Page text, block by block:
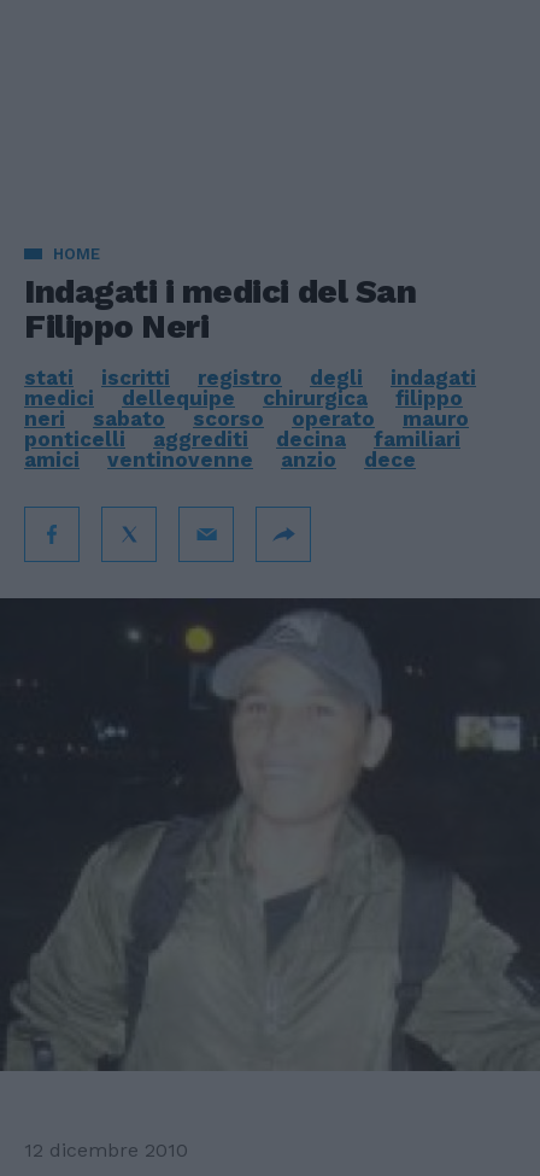
HOME
Indagati i medici del San
Filippo Neri
stati iscritti registro degli
indagati
medici
dellequipe chirurgica
filippo
neri
sabato scorso operato
mauro
ponticelli
aggrediti decina
familiari
amici
ventinovenne anzio dece
12 dicembre 2010